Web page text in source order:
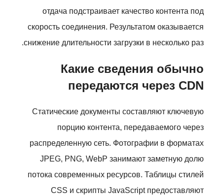
отдача подстраивает качество контента под
скорость соединения. Результатом оказывается
снижение длительности загрузки в несколько раз.
Какие сведения обычно
передаются через CDN
Статические документы составляют ключевую
порцию контента, передаваемого через
распределенную сеть. Фотографии в форматах
JPEG, PNG, WebP занимают заметную долю
потока современных ресурсов. Таблицы стилей
CSS и скрипты JavaScript предоставляют